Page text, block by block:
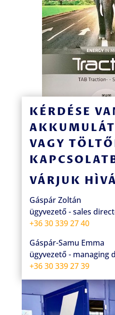
KÉRDÉSE
VAGY
VÁRJUK
Gáspár Zoltán
ügyvezető - sales
+36 30 339 27 40
Gáspár-Samu Emma
ügyvezető - managing
+36 30 339 27 39